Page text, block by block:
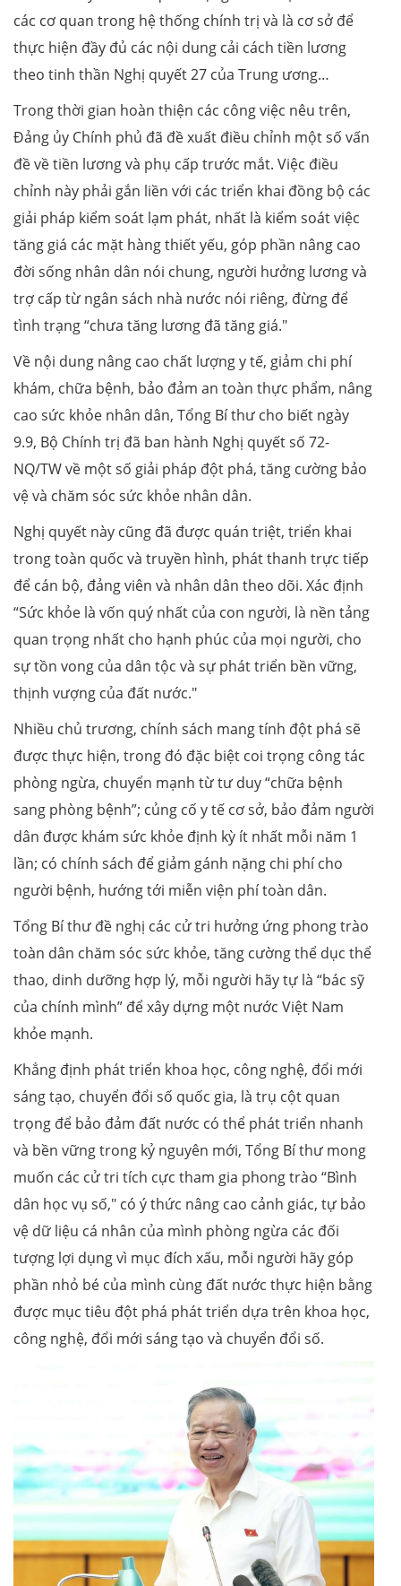
các cơ quan trong hệ thống chính trị và là cơ sở để
thực hiện đầy đủ các nội dung cải cách tiền lương
theo tinh thần Nghị quyết 27 của Trung ương…
Trong thời gian hoàn thiện các công việc nêu trên,
Đảng ủy Chính phủ đã đề xuất điều chỉnh một số vấn
đề về tiền lương và phụ cấp trước mắt. Việc điều
chỉnh này phải gắn liền với các triển khai đồng bộ các
giải pháp kiểm soát lạm phát, nhất là kiểm soát việc
tăng giá các mặt hàng thiết yếu, góp phần nâng cao
đời sống nhân dân nói chung, người hưởng lương và
trợ cấp từ ngân sách nhà nước nói riêng, đừng để
tình trạng “chưa tăng lương đã tăng giá."
Về nội dung nâng cao chất lượng y tế, giảm chi phí
khám, chữa bệnh, bảo đảm an toàn thực phẩm, nâng
cao sức khỏe nhân dân, Tổng Bí thư cho biết ngày
9.9, Bộ Chính trị đã ban hành Nghị quyết số 72-
NQ/TW về một số giải pháp đột phá, tăng cường bảo
vệ và chăm sóc sức khỏe nhân dân.
Nghị quyết này cũng đã được quán triệt, triển khai
trong toàn quốc và truyền hình, phát thanh trực tiếp
để cán bộ, đảng viên và nhân dân theo dõi. Xác định
“Sức khỏe là vốn quý nhất của con người, là nền tảng
quan trọng nhất cho hạnh phúc của mọi người, cho
sự tồn vong của dân tộc và sự phát triển bền vững,
thịnh vượng của đất nước."
Nhiều chủ trương, chính sách mang tính đột phá sẽ
được thực hiện, trong đó đặc biệt coi trọng công tác
phòng ngừa, chuyển mạnh từ tư duy “chữa bệnh
sang phòng bệnh”; củng cố y tế cơ sở, bảo đảm người
dân được khám sức khỏe định kỳ ít nhất mỗi năm 1
lần; có chính sách để giảm gánh nặng chi phí cho
người bệnh, hướng tới miễn viện phí toàn dân.
Tổng Bí thư đề nghị các cử tri hưởng ứng phong trào
toàn dân chăm sóc sức khỏe, tăng cường thể dục thể
thao, dinh dưỡng hợp lý, mỗi người hãy tự là “bác sỹ
của chính mình” để xây dựng một nước Việt Nam
khỏe mạnh.
Khẳng định phát triển khoa học, công nghệ, đổi mới
sáng tạo, chuyển đổi số quốc gia, là trụ cột quan
trọng để bảo đảm đất nước có thể phát triển nhanh
và bền vững trong kỷ nguyên mới, Tổng Bí thư mong
muốn các cử tri tích cực tham gia phong trào “Bình
dân học vụ số," có ý thức nâng cao cảnh giác, tự bảo
vệ dữ liệu cá nhân của mình phòng ngừa các đối
tượng lợi dụng vì mục đích xấu, mỗi người hãy góp
phần nhỏ bé của mình cùng đất nước thực hiện bằng
được mục tiêu đột phá phát triển dựa trên khoa học,
công nghệ, đổi mới sáng tạo và chuyển đổi số.